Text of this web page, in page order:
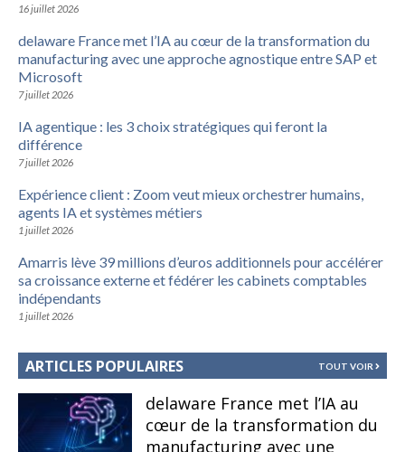
16 juillet 2026
delaware France met l’IA au cœur de la transformation du
manufacturing avec une approche agnostique entre SAP et
Microsoft
7 juillet 2026
IA agentique : les 3 choix stratégiques qui feront la
différence
7 juillet 2026
Expérience client : Zoom veut mieux orchestrer humains,
agents IA et systèmes métiers
1 juillet 2026
Amarris lève 39 millions d’euros additionnels pour accélérer
sa croissance externe et fédérer les cabinets comptables
indépendants
1 juillet 2026
ARTICLES POPULAIRES TOUT VOIR
delaware France met l’IA au
cœur de la transformation du
manufacturing avec une